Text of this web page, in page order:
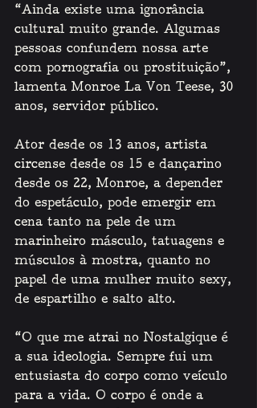
“Ainda existe uma ignorância
cultural muito grande. Algumas
pessoas confundem nossa arte
com pornografia ou prostituição”,
lamenta Monroe La Von Teese, 30
anos, servidor público.
Ator desde os 13 anos, artista
circense desde os 15 e dançarino
desde os 22, Monroe, a depender
do espetáculo, pode emergir em
cena tanto na pele de um
marinheiro másculo, tatuagens e
músculos à mostra, quanto no
papel de uma mulher muito sexy,
de espartilho e salto alto.
“O que me atrai no Nostalgique é
a sua ideologia. Sempre fui um
entusiasta do corpo como veículo
para a vida. O corpo é onde a